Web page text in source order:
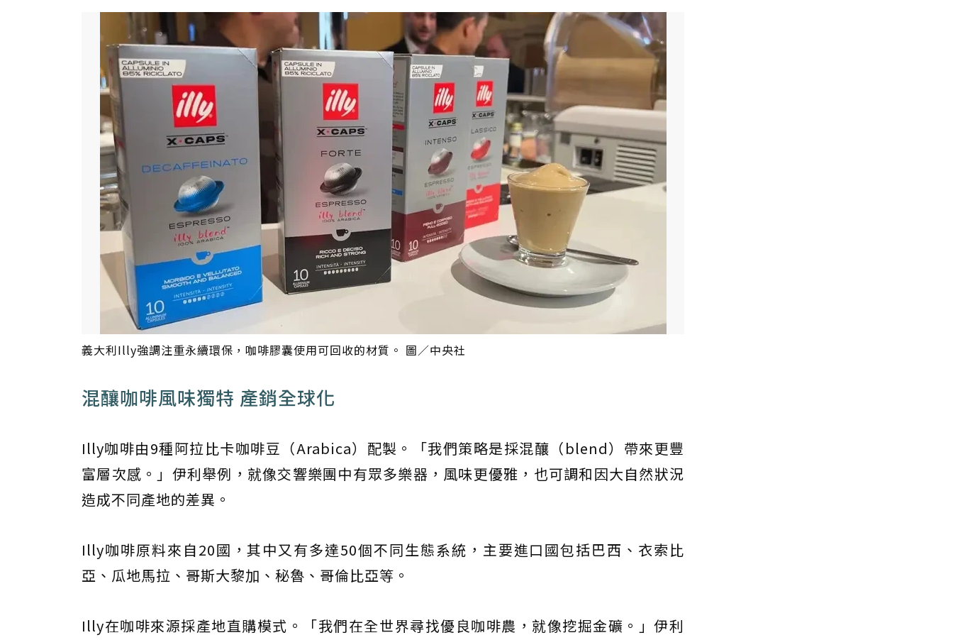
義大利Illy強調注重永續環保，咖啡膠囊使用可回收的材質。 圖／中央社
混釀咖啡風味獨特 產銷全球化
Illy咖啡由9種阿拉比卡咖啡豆（Arabica）配製。「我們策略是採混釀（blend）帶來更豐
富層次感。」伊利舉例，就像交響樂團中有眾多樂器，風味更優雅，也可調和因大自然狀況
造成不同產地的差異。
Illy咖啡原料來自20國，其中又有多達50個不同生態系統，主要進口國包括巴西、衣索比
亞、瓜地馬拉、哥斯大黎加、秘魯、哥倫比亞等。
Illy在咖啡來源採產地直購模式。「我們在全世界尋找優良咖啡農，就像挖掘金礦。」伊利